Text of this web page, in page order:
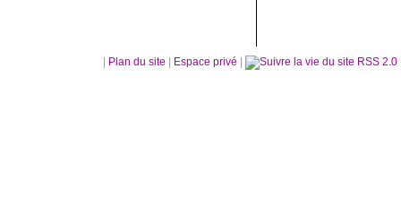
Plan du site Espace privé RSS 2.0